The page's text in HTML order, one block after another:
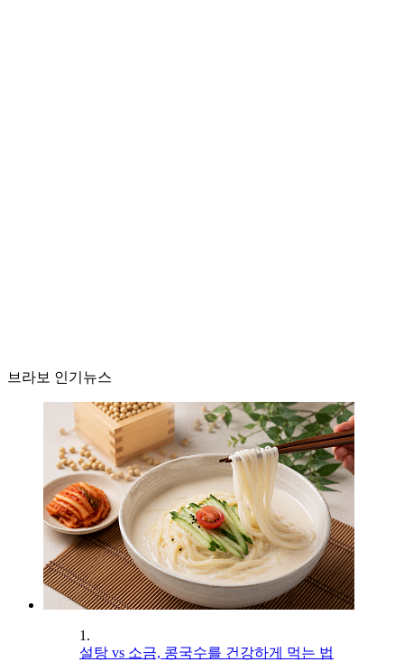
브라보 인기뉴스
1.
설탕 vs 소금, 콩국수를 건강하게 먹는 법